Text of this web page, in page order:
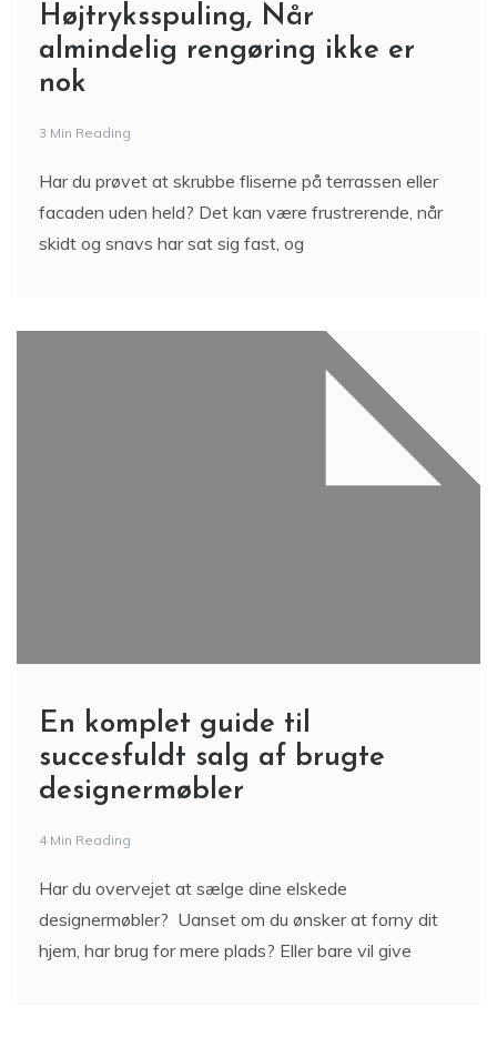
Højtryksspuling, Når
almindelig rengøring ikke er
nok
3 Min Reading
Har du prøvet at skrubbe fliserne på terrassen eller
facaden uden held? Det kan være frustrerende, når
skidt og snavs har sat sig fast, og
En komplet guide til
succesfuldt salg af brugte
designermøbler
4 Min Reading
Har du overvejet at sælge dine elskede
designermøbler? Uanset om du ønsker at forny dit
hjem, har brug for mere plads? Eller bare vil give